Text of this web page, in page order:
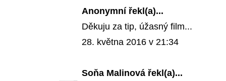
Anonymní řekl(a)...
Děkuju za tip, úžasný film...
28. května 2016 v 21:34
Soňa Malinová řekl(a)...